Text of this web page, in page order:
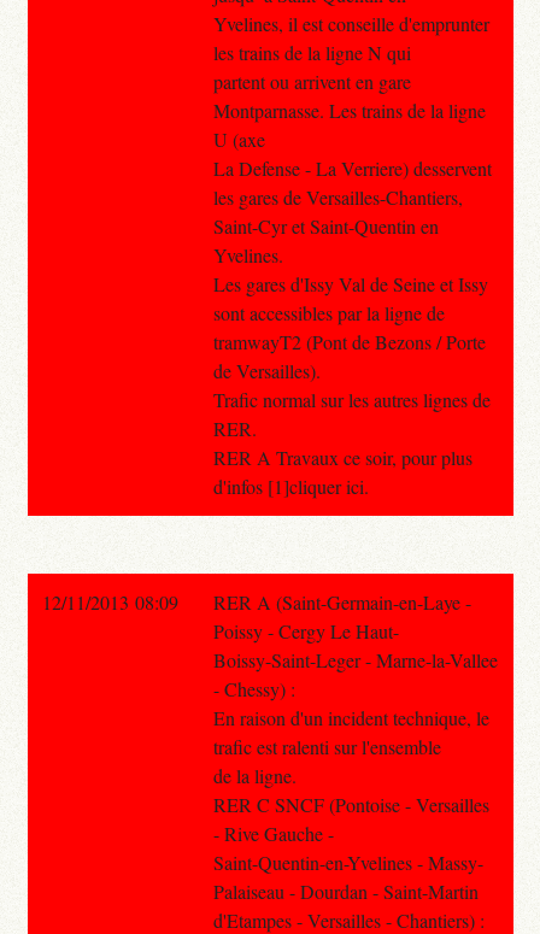
Yvelines, il est conseille d'emprunter
les trains de la ligne N qui
partent ou arrivent en gare
Montparnasse. Les trains de la ligne
U (axe
La Defense - La Verriere) desservent
les gares de Versailles-Chantiers,
Saint-Cyr et Saint-Quentin en
Yvelines.
Les gares d'Issy Val de Seine et Issy
sont accessibles par la ligne de
tramwayT2 (Pont de Bezons / Porte
de Versailles).
Trafic normal sur les autres lignes de
RER.
RER A Travaux ce soir, pour plus
d'infos [1]cliquer ici.
12/11/2013 08:09
RER A (Saint-Germain-en-Laye -
Poissy - Cergy Le Haut-
Boissy-Saint-Leger - Marne-la-Vallee
- Chessy) :
En raison d'un incident technique, le
trafic est ralenti sur l'ensemble
de la ligne.
RER C SNCF (Pontoise - Versailles
- Rive Gauche -
Saint-Quentin-en-Yvelines - Massy-
Palaiseau - Dourdan - Saint-Martin
d'Etampes - Versailles - Chantiers) :